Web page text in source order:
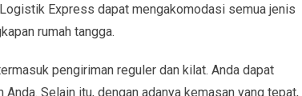
Express dapat mengakomodasi semua jenis
rumah tangga.
pengiriman reguler dan kilat. Anda dapat
Selain itu, dengan adanya kemasan yang tepat,